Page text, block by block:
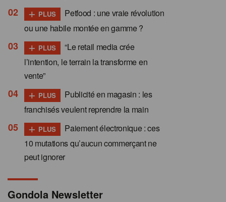
+ PLUS
Petfood : une vraie révolution
ou une habile montée en gamme ?
+ PLUS
“Le retail media crée
l’intention, le terrain la transforme en
vente”
+ PLUS
Publicité en magasin : les
franchisés veulent reprendre la main
+ PLUS
Paiement électronique : ces
10 mutations qu’aucun commerçant ne
peut ignorer
Gondola Newsletter